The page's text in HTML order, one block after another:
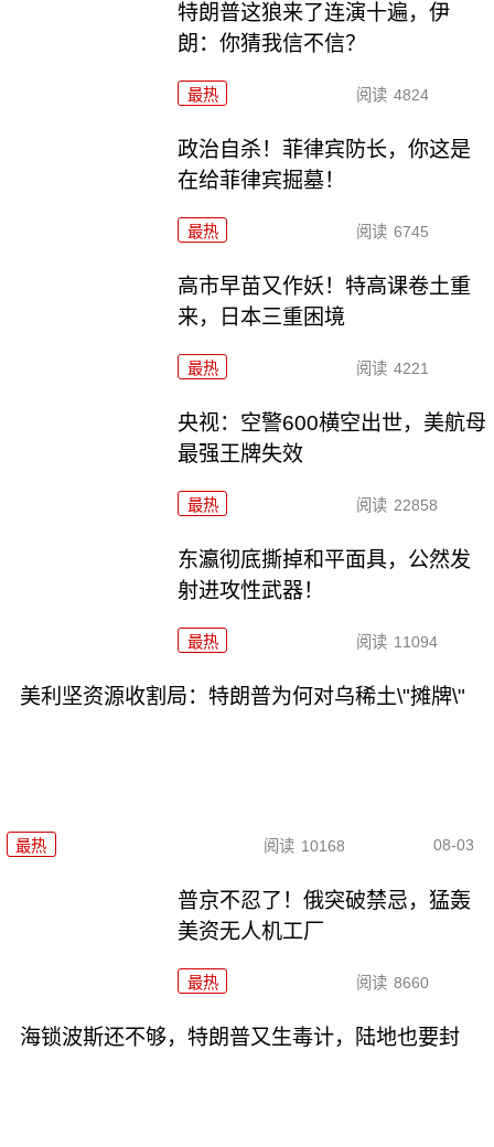
特朗普这狼来了连演十遍，伊
朗：你猜我信不信？
最热 阅读 4824
政治自杀！菲律宾防长，你这是
在给菲律宾掘墓！
最热 阅读 6745
高市早苗又作妖！特高课卷土重
来，日本三重困境
最热 阅读 4221
央视：空警600横空出世，美航母
最强王牌失效
最热 阅读 22858
东瀛彻底撕掉和平面具，公然发
射进攻性武器！
最热 阅读 11094
美利坚资源收割局：特朗普为何对乌稀土\"摊牌\"
最热 阅读 10168 08-03
普京不忍了！俄突破禁忌，猛轰
美资无人机工厂
最热 阅读 8660
海锁波斯还不够，特朗普又生毒计，陆地也要封